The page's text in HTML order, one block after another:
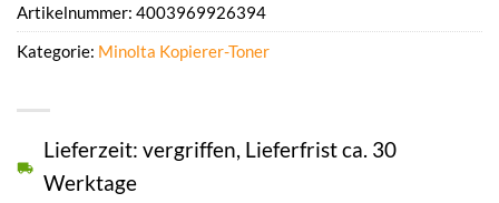
Lieferzeit: vergriffen, Lieferfrist ca. 30
Werktage
Artikelnummer: 4003969926394
Kategorie: Minolta Kopierer-Toner